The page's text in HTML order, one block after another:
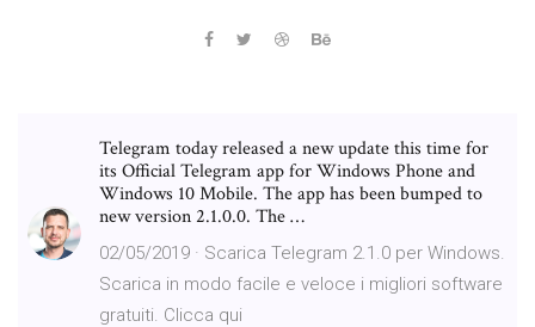
Telegram today released a new update this time for
its Official Telegram app for Windows Phone and
Windows 10 Mobile. The app has been bumped to
new version 2.1.0.0. The …
02/05/2019 · Scarica Telegram 2.1.0 per Windows.
Scarica in modo facile e veloce i migliori software
gratuiti. Clicca qui